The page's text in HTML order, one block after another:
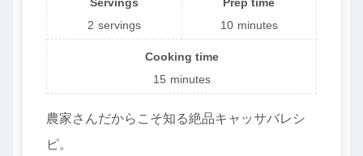
Servings
2 servings
Prep time
10 minutes
Cooking time
15 minutes
農家さんだからこそ知る絶品キャッサバレシ
ピ。